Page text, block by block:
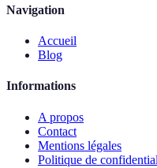
Navigation
Accueil
Blog
Informations
A propos
Contact
Mentions légales
Politique de